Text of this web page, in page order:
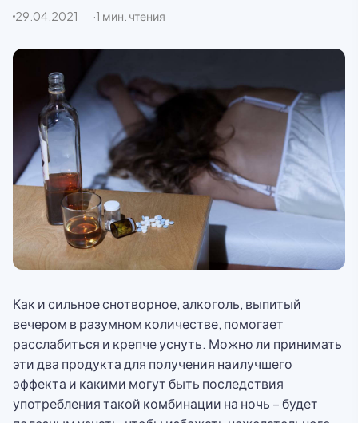
29.04.2021 1 мин. чтения
Как и сильное снотворное, алкоголь, выпитый
вечером в разумном количестве, помогает
расслабиться и крепче уснуть. Можно ли принимать
эти два продукта для получения наилучшего
эффекта и какими могут быть последствия
употребления такой комбинации на ночь – будет